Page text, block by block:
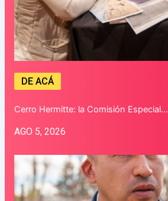
DE ACÁ
Cerro Hermitte: la Comisión Especial…
AGO 5, 2026